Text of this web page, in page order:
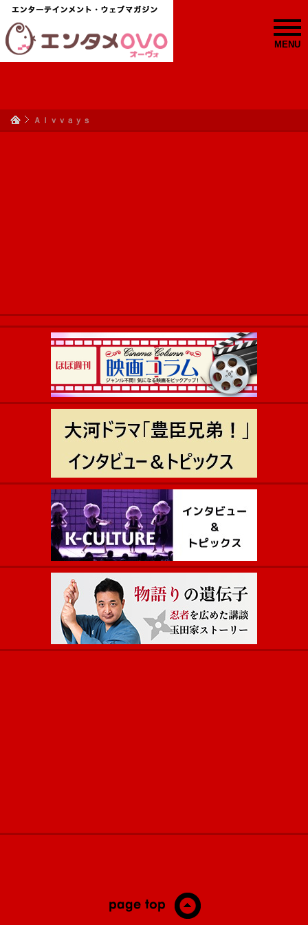
MENU
Ａｌｖｖａｙｓ